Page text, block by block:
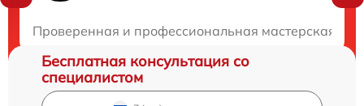
Проверенная и профессиональная мастерская.
Бесплатная консультация со
специалистом